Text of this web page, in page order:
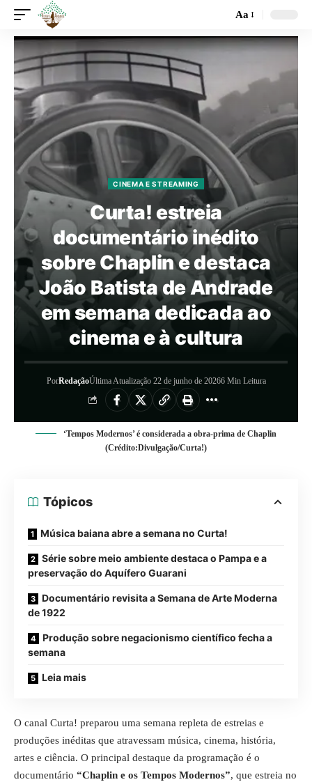
Aa
CINEMA E STREAMING
Curta! estreia
documentário inédito
sobre Chaplin e destaca
João Batista de Andrade
em semana dedicada ao
cinema e à cultura
PorRedaçãoÚltima Atualização 22 de junho de 20266 Min Leitura
‘Tempos Modernos’ é considerada a obra-prima de Chaplin
(Crédito:Divulgação/Curta!)
Tópicos
Música baiana abre a semana no Curta!
Série sobre meio ambiente destaca o Pampa e a
preservação do Aquífero Guarani
Documentário revisita a Semana de Arte Moderna
de 1922
Produção sobre negacionismo científico fecha a
semana
Leia mais
O canal Curta! preparou uma semana repleta de estreias e
produções inéditas que atravessam música, cinema, história,
artes e ciência. O principal destaque da programação é o
documentário “Chaplin e os Tempos Modernos”, que estreia no